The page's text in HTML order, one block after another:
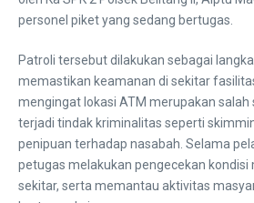
personel piket yang sedang bertugas.
Patroli tersebut dilakukan sebagai
memastikan keamanan di sekitar
mengingat lokasi ATM merupakan
terjadi tindak kriminalitas seperti
penipuan terhadap nasabah. Selama
petugas melakukan pengecekan kondisi
sekitar, serta memantau aktivitas